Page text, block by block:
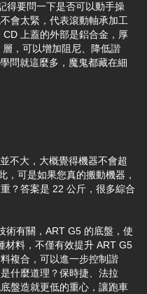
得要問一下是否可以動手操
會太緊，代表滾動軸承加工
上蓋的外部是鋁合金，厚
，可以增加阻尼、降低諧
問就這麼多，魔鬼都藏在細
不大，大概覺得機器不會超
，可是如果您真的搬動機器，
？答案是 22 公斤，很多綜合
術有關，ART G5 的底盤，使
材料，不僅有效提升 ART G5
複合，可以進一步控制諧
什麼道理？保時捷、法拉
盤造就更低的重心，讓跑車